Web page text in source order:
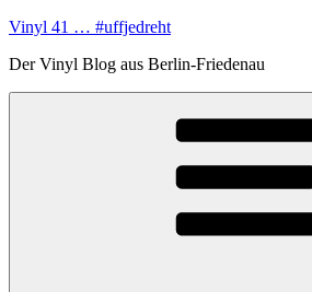
Zum
springen
Vinyl 41 … #uffjedreht
Der Vinyl Blog aus Berlin-Friedenau